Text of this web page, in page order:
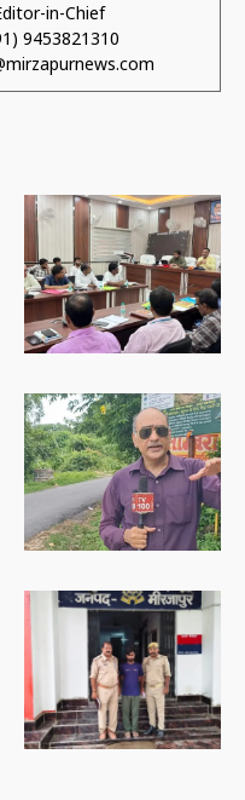
in-Chief
9453821310